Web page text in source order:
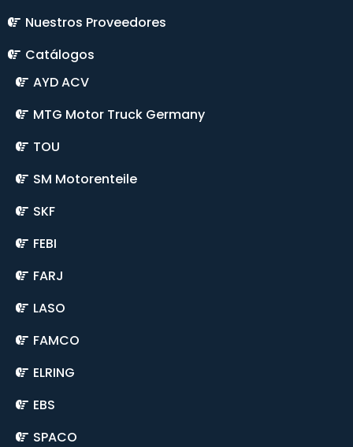
Nuestros Proveedores
Catálogos
AYD ACV
MTG Motor Truck Germany
TOU
SM Motorenteile
SKF
FEBI
FARJ
LASO
FAMCO
ELRING
EBS
SPACO